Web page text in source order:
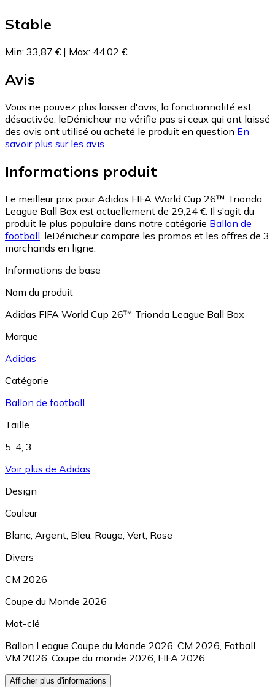
Stable
Min: 33,87 € | Max: 44,02 €
Avis
Vous ne pouvez plus laisser d'avis, la fonctionnalité est
désactivée. leDénicheur ne vérifie pas si ceux qui ont laissé
des avis ont utilisé ou acheté le produit en question En
savoir plus sur les avis.
Informations produit
Le meilleur prix pour Adidas FIFA World Cup 26™ Trionda
League Ball Box est actuellement de 29,24 €. Il s’agit du
produit le plus populaire dans notre catégorie Ballon de
football leDénicheur compare les promos et les offres de 3
marchands en ligne.
Informations de base
Nom du produit
Adidas FIFA World Cup 26™ Trionda League Ball Box
Marque
Adidas
Catégorie
Ballon de football
Taille
5 4 3
Voir plus de Adidas
Design
Couleur
Blanc Argent Bleu Rouge Vert Rose
Divers
CM 2026
Coupe du Monde 2026
Mot-clé
Ballon League Coupe du Monde 2026 CM 2026 Fotball
VM 2026 Coupe du monde 2026 FIFA 2026
Afficher plus d'informations